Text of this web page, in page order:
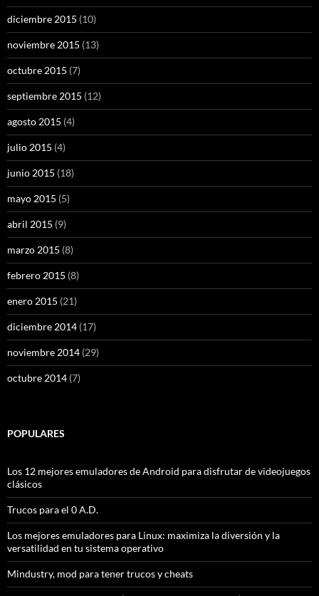
diciembre 2015 (10)
noviembre 2015 (13)
octubre 2015 (7)
septiembre 2015 (12)
agosto 2015 (4)
julio 2015 (4)
junio 2015 (18)
mayo 2015 (5)
abril 2015 (9)
marzo 2015 (8)
febrero 2015 (8)
enero 2015 (21)
diciembre 2014 (17)
noviembre 2014 (29)
octubre 2014 (7)
POPULARES
Los 12 mejores emuladores de Android para disfrutar de videojuegos
clásicos
Trucos para el 0 A.D.
Los mejores emuladores para Linux: maximiza la diversión y la
versatilidad en tu sistema operativo
Mindustry, mod para tener trucos y cheats